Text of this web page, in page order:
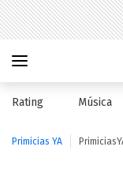
Rating Música
Primicias YA